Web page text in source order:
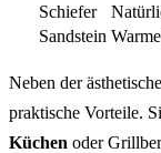
Schiefer
Sandstein
Neben der
praktische Vorteile.
Küchen oder